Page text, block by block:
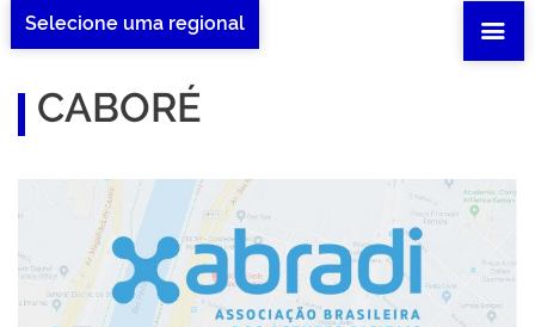
Selecione uma regional
CABORÉ